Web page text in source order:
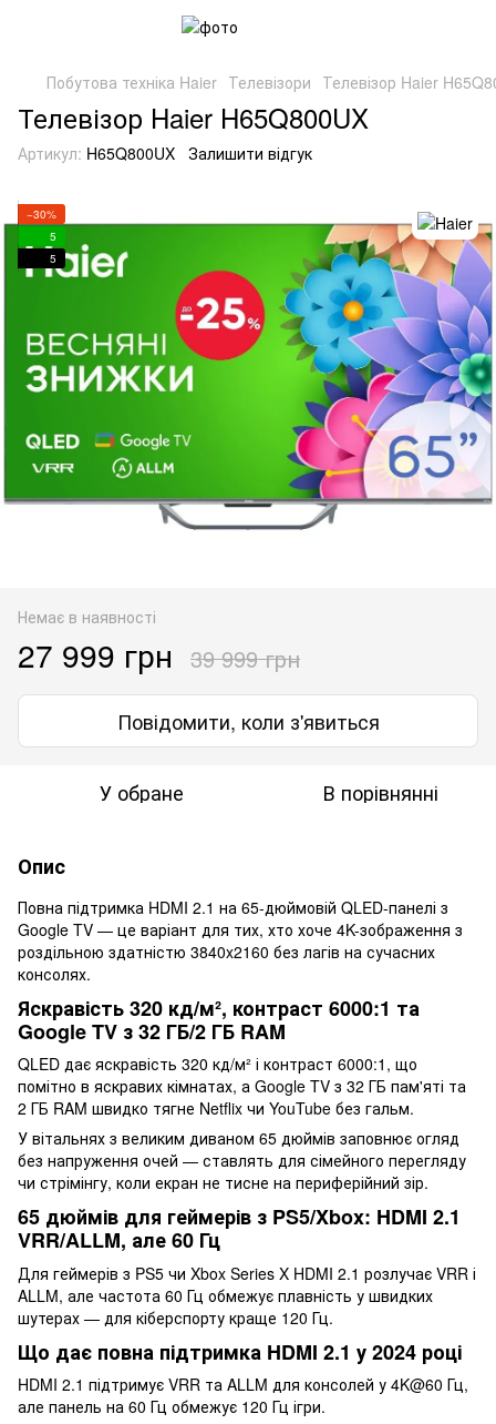
Побутова техніка Haier Телевізори Телевізор Haier
Телевізор Haier H65Q800UX
Артикул: H65Q800UX Залишити відгук
−30%
5
5
Немає в наявності
27 999 грн 39 999 грн
Повідомити, коли з'явиться
У обране В порівнянні
Опис
Повна підтримка HDMI 2.1 на 65-дюймовій QLED-панелі з
Google TV — це варіант для тих, хто хоче 4K-зображення з
роздільною здатністю 3840x2160 без лагів на сучасних
консолях.
Яскравість 320 кд/м², контраст 6000:1 та
Google TV з 32 ГБ/2 ГБ RAM
QLED дає яскравість 320 кд/м² і контраст 6000:1, що
помітно в яскравих кімнатах, а Google TV з 32 ГБ пам'яті та
2 ГБ RAM швидко тягне Netflix чи YouTube без гальм.
У вітальнях з великим диваном 65 дюймів заповнює огляд
без напруження очей — ставлять для сімейного перегляду
чи стрімінгу, коли екран не тисне на периферійний зір.
65 дюймів для геймерів з PS5/Xbox: HDMI 2.1
VRR/ALLM, але 60 Гц
Для геймерів з PS5 чи Xbox Series X HDMI 2.1 розлучає VRR і
ALLM, але частота 60 Гц обмежує плавність у швидких
шутерах — для кіберспорту краще 120 Гц.
Що дає повна підтримка HDMI 2.1 у 2024 році
HDMI 2.1 підтримує VRR та ALLM для консолей у 4K@60 Гц,
але панель на 60 Гц обмежує 120 Гц ігри.